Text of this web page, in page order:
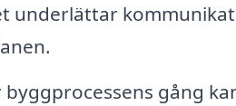
underlättar
byggprocessens gång